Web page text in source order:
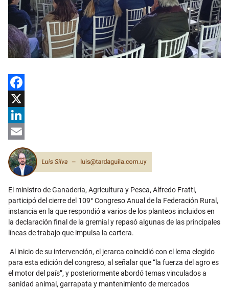
Facebook
X
LinkedIn
Email
El ministro de Ganadería, Agricultura y Pesca, Alfredo Fratti,
participó del cierre del 109° Congreso Anual de la Federación Rural,
instancia en la que respondió a varios de los planteos incluidos en
la declaración final de la gremial y repasó algunas de las principales
líneas de trabajo que impulsa la cartera.
Al inicio de su intervención, el jerarca coincidió con el lema elegido
para esta edición del congreso, al señalar que “la fuerza del agro es
el motor del país”, y posteriormente abordó temas vinculados a
sanidad animal, garrapata y mantenimiento de mercados